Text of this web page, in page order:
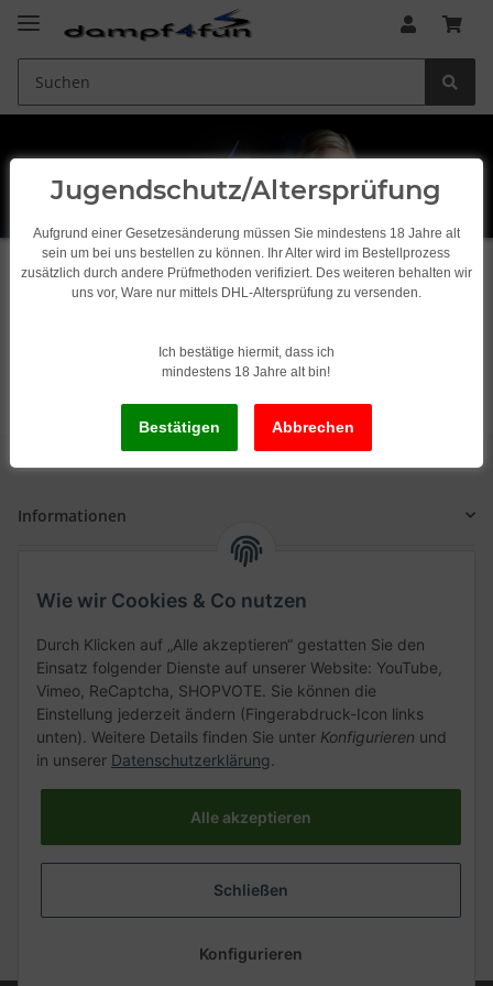
Startseite
Info@Dampf4Fun.de
Informationen
Kategorien
Vertrag widerrufen
* Alle Preise inkl. gesetzlicher USt., zzgl.Versand
Jugendschutz/Altersprüfung
Aufgrund einer Gesetzesänderung müssen Sie mindestens 18 Jahre alt
sein um bei uns bestellen zu können. Ihr Alter wird im Bestellprozess
zusätzlich durch andere Prüfmethoden verifiziert. Des weiteren behalten wir
uns vor, Ware nur mittels DHL-Altersprüfung zu versenden.
Ich bestätige hiermit, dass ich
mindestens 18 Jahre alt bin!
Wie wir Cookies & Co nutzen
Durch Klicken auf „Alle akzeptieren“ gestatten Sie den
Einsatz folgender Dienste auf unserer Website: YouTube,
Vimeo, ReCaptcha, SHOPVOTE. Sie können die
Einstellung jederzeit ändern (Fingerabdruck-Icon links
unten). Weitere Details finden Sie unter Konfigurieren und
in unserer Datenschutzerklärung.
Alle akzeptieren
Schließen
Konfigurieren